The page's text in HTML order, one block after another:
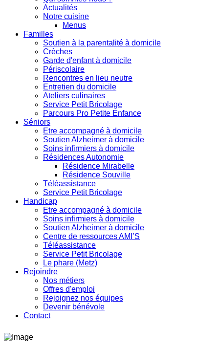
Actualités
Notre cuisine
Menus
Familles
Soutien à la parentalité à domicile
Crèches
Garde d'enfant à domicile
Périscolaire
Rencontres en lieu neutre
Entretien du domicile
Ateliers culinaires
Service Petit Bricolage
Parcours Pro Petite Enfance
Séniors
Etre accompagné à domicile
Soutien Alzheimer à domicile
Soins infirmiers à domicile
Résidences Autonomie
Résidence Mirabelle
Résidence Souville
Téléassistance
Service Petit Bricolage
Handicap
Etre accompagné à domicile
Soins infirmiers à domicile
Soutien Alzheimer à domicile
Centre de ressources AMI’S
Téléassistance
Service Petit Bricolage
Le phare (Metz)
Rejoindre
Nos métiers
Offres d'emploi
Rejoignez nos équipes
Devenir bénévole
Contact